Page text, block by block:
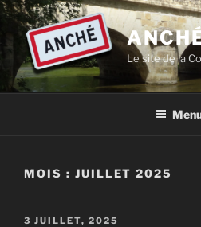
Aller
contenu
principal
Le site de la
MOIS : JUILLET 2025
PUBLIÉ
3 JUILLET, 2025